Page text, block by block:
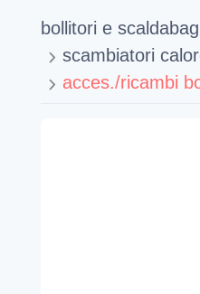
bollitori e
scambiatori
acces./ricambi